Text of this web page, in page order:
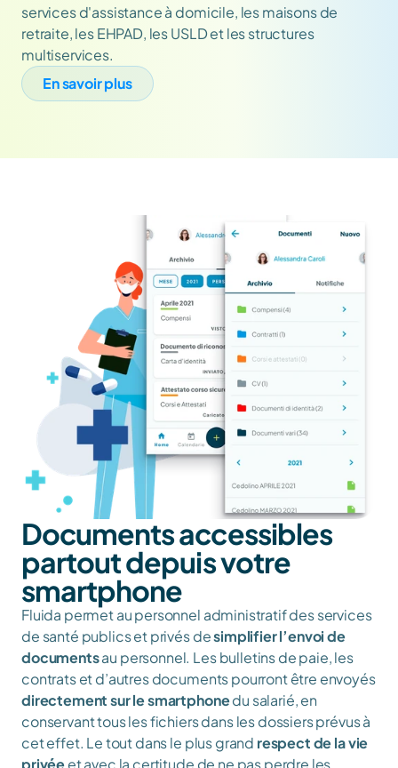
services d'assistance à domicile, les maisons de
retraite, les EHPAD, les USLD et les structures
multiservices.
En savoir plus
Documents accessibles
partout depuis votre
smartphone
Fluida permet au personnel administratif des services
de santé publics et privés de simplifier l’envoi de
documents au personnel. Les bulletins de paie, les
contrats et d’autres documents pourront être envoyés
directement sur le smartphone du salarié, en
conservant tous les fichiers dans les dossiers prévus à
cet effet. Le tout dans le plus grand respect de la vie
privée et avec la certitude de ne pas perdre les